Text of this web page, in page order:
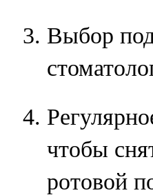
Выбор
чтобы
ротовой